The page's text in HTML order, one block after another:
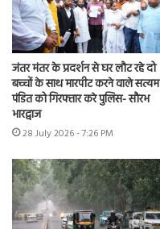
जंतर मंतर के प्रदर्शन से घर लौट रहे दो
बच्चों के साथ मारपीट करने वाले सत्यम
पंडित को गिरफ्तार करे पुलिस- सौरभ
भारद्वाज
28 July 2026 - 7:26 PM